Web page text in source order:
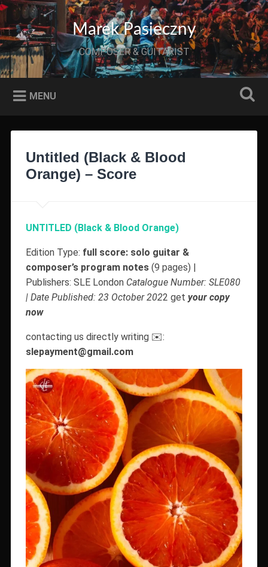
Przeskocz
treści
Szukaj Marek Pasieczny
COMPOSER & GUITARIST
MENU
Untitled (Black & Blood
Orange) – Score
UNTITLED (Black & Blood Orange)
Edition Type: full score: solo guitar &
composer’s program notes(9 pages) |
Publishers: SLE London Catalogue Number: SLE080
| Date Published: 23 October 2022 get your copy
now
contacting us directly writing ✉️:
slepayment@gmail.com